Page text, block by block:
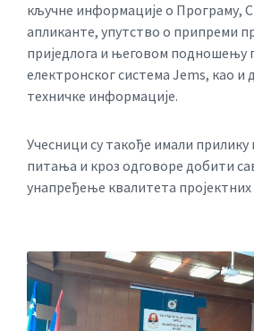
кључне информације о Програму,
апликанте, упутство о припреми
приједлога и његовом подношењу
електронског система Jems, као и
техничке информације.
Учесници су такође имали
питања и кроз одговоре добити
унапређење квалитета пројектних